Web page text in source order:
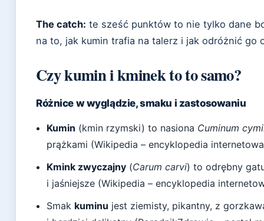
The catch: te sześć punktów to nie tylko dane
na to, jak kumin trafia na talerz i jak odróżnić go
Czy kumin i kminek to to samo?
Różnice w wyglądzie, smaku i zastosowaniu
Kumin (kmin rzymski) to nasiona Cuminum
prążkami (Wikipedia – encyklopedia
Kmink zwyczajny (Carum carvi) to odrębny
i jaśniejsze (Wikipedia – encyklopedia
Smak kuminu jest ziemisty, pikantny, z